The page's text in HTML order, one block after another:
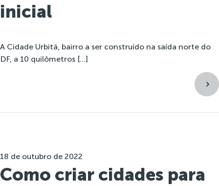
inicial
A Cidade Urbitá, bairro a ser construído na saída norte do
DF, a 10 quilômetros […]
18 de outubro de 2022
Como criar cidades para